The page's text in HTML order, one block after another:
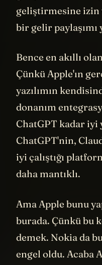
geliştiricilerin en
geliştirmesine izin
Bence en akıllı
Çünkü Apple'ın
yazılımın
donanım
ChatGPT kadar iyi
ChatGPT'nin,
iyi çalıştığı
Ama Apple bunu
burada. Çünkü bu
demek. Nokia da